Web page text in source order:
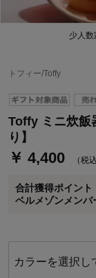
少人
トフィー/Toffy
Toffy ミニ炊飯
り】
￥ 4,400 （税
合計獲得ポイント
ベルメゾンメン
通常商品送料無
即時入会なら更に
※メンバーズカード
に対して適用され
カラーを選択し